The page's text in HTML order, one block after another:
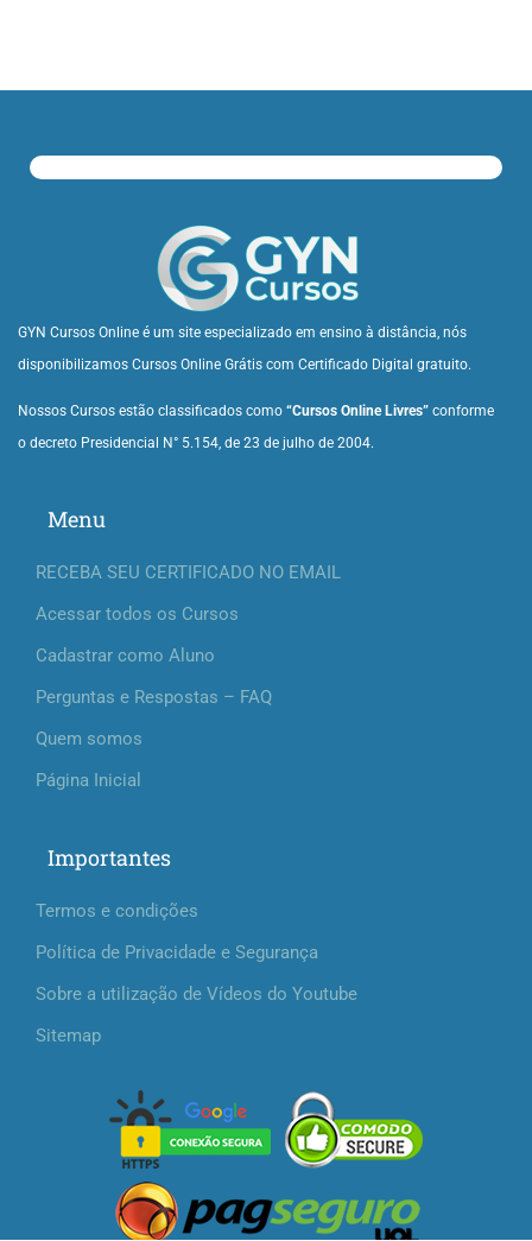
GYN Cursos Online é um site especializado em ensino à distância, nós
disponibilizamos Cursos Online Grátis com Certificado Digital gratuito.
Nossos Cursos estão classificados como “Cursos Online Livres” conforme
o decreto Presidencial N° 5.154, de 23 de julho de 2004.
Menu
RECEBA SEU CERTIFICADO NO EMAIL
Acessar todos os Cursos
Cadastrar como Aluno
Perguntas e Respostas – FAQ
Quem somos
Página Inicial
Importantes
Termos e condições
Política de Privacidade e Segurança
Sobre a utilização de Vídeos do Youtube
Sitemap